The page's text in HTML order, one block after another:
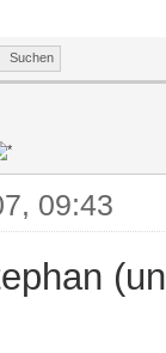
Suchen
09:43